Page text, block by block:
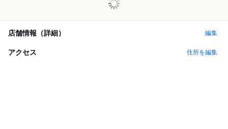
店舗情報（詳細） 編集
アクセス 住所を編集